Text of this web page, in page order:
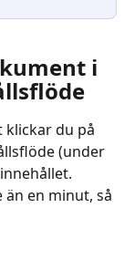
i
du på
(under
en minut, så